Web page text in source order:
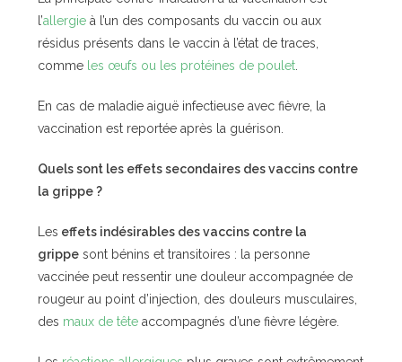
l’allergie à l’un des composants du vaccin ou aux
résidus présents dans le vaccin à l’état de traces,
comme les œufs ou les protéines de poulet.
En cas de maladie aiguë infectieuse avec fièvre, la
vaccination est reportée après la guérison.
Quels sont les effets secondaires des vaccins contre
la grippe ?
Les effets indésirables des vaccins contre la
grippe sont bénins et transitoires : la personne
vaccinée peut ressentir une douleur accompagnée de
rougeur au point d’injection, des douleurs musculaires,
des maux de tête accompagnés d’une fièvre légère.